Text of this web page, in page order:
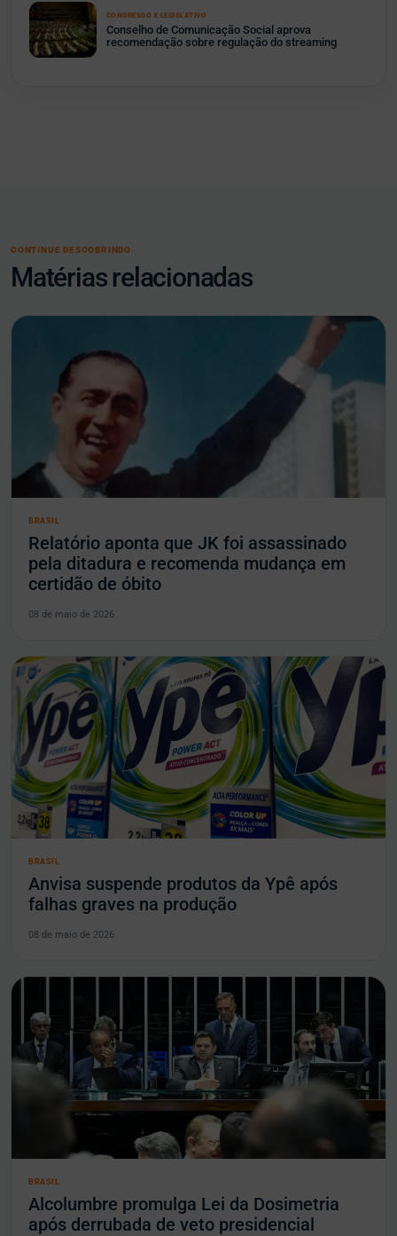
CONGRESSO E LEGISLATIVO
Conselho de Comunicação Social aprova
recomendação sobre regulação do streaming
CONTINUE DESCOBRINDO
Matérias relacionadas
BRASIL
Relatório aponta que JK foi assassinado
pela ditadura e recomenda mudança em
certidão de óbito
08 de maio de 2026
BRASIL
Anvisa suspende produtos da Ypê após
falhas graves na produção
08 de maio de 2026
BRASIL
Alcolumbre promulga Lei da Dosimetria
após derrubada de veto presidencial